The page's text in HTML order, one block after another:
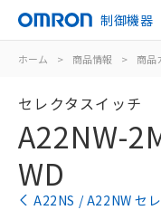
制御機器
ホーム > 商品情報 > 商品
セレクタスイッチ
A22NW-
WD
A22NS / A22NW セ